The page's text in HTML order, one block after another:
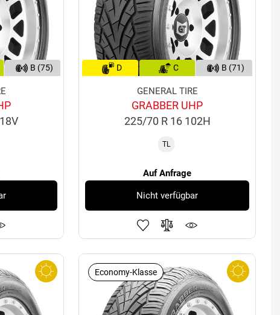
B (75) D C B (71)
GENERAL TIRE
GRABBER UHP
225/70 R 16 102H
TL
Auf Anfrage
Nicht verfügbar
Economy-Klasse